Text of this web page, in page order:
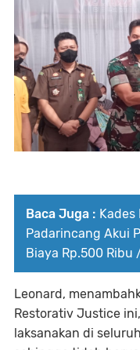
Baca Juga :
Padarincang Akui
Biaya Rp.500 Ribu
Leonard,
Restorativ Justice
laksanakan di